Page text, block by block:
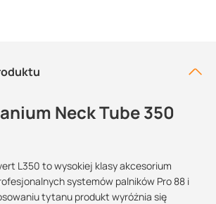
Neck Tube 350
L350 to wysokiej klasy akcesorium
systemów palników Pro 88 i
tytanu produkt wyróżnia się